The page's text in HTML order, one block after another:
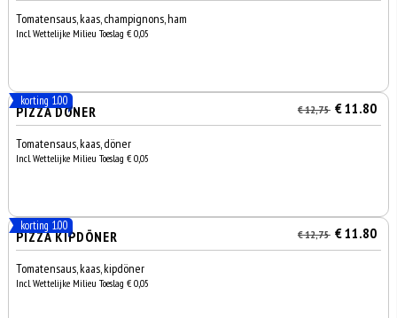
Tomatensaus, kaas, champignons, ham
Incl. Wettelijke Milieu Toeslag € 0,05
korting 1.00
PIZZA DÖNER € 12,75 € 11.80
Tomatensaus, kaas, döner
Incl. Wettelijke Milieu Toeslag € 0,05
korting 1.00
PIZZA KIPDÖNER € 12,75 € 11.80
Tomatensaus, kaas, kipdöner
Incl. Wettelijke Milieu Toeslag € 0,05